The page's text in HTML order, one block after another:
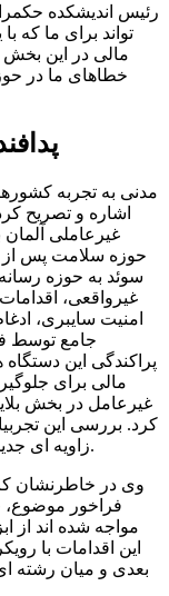
رئیس اندیشکده
تواند برای ما که
مالی در این بخش
خطاهای ما در
مدنی به تجربه
اشاره و تصریح
غیرعاملی آلمان
حوزه سلامت پس از
سوئد به حوزه
غیرواقعی،
امنیت سایبری،
جامع توسط
پراکندگی این دستگاه
مالی برای
غیرعامل در بخش
کرد. بررسی این
زاویه ای جدید و البته مهم و حیاتی به موضوعات نگاه کنیم.
وی در خاطرنشان
فراخور موضوع،
مواجه شده اند از
این اقدامات با
بعدی و میان رشته